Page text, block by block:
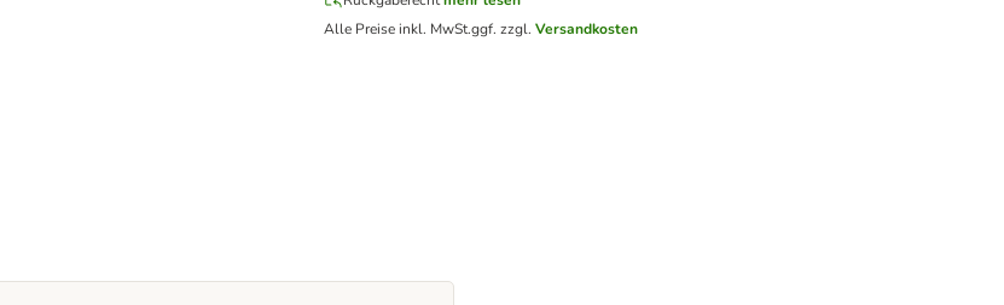
Alle Preise inkl. MwSt.ggf. zzgl. Versandkosten